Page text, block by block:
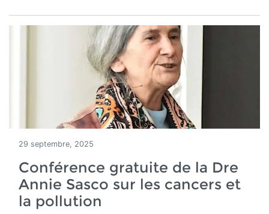
29 septembre, 2025
Conférence gratuite de la Dre
Annie Sasco sur les cancers et
la pollution